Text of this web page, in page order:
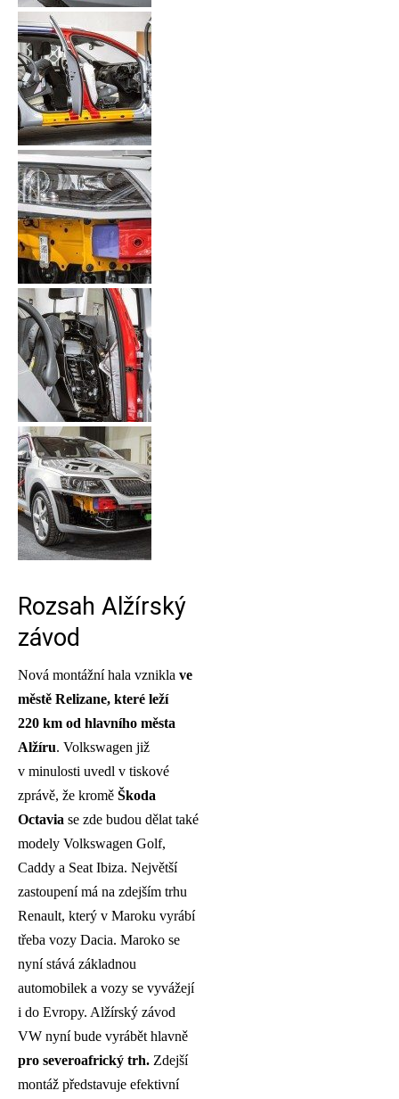
Rozsah Alžírský
závod
Nová montážní hala vznikla ve
městě Relizane, které leží
220 km od hlavního města
Alžíru. Volkswagen již
v minulosti uvedl v tiskové
zprávě, že kromě Škoda
Octavia se zde budou dělat také
modely Volkswagen Golf,
Caddy a Seat Ibiza. Největší
zastoupení má na zdejším trhu
Renault, který v Maroku vyrábí
třeba vozy Dacia. Maroko se
nyní stává základnou
automobilek a vozy se vyvážejí
i do Evropy. Alžírský závod
VW nyní bude vyrábět hlavně
pro severoafrický trh. Zdejší
montáž představuje efektivní